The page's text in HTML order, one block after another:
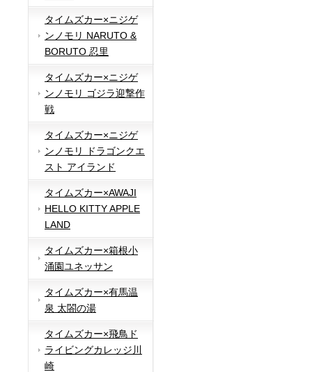
タイムズカー×ニジゲ
ンノモリ NARUTO &
BORUTO 忍里
タイムズカー×ニジゲ
ンノモリ ゴジラ迎撃作
戦
タイムズカー×ニジゲ
ンノモリ ドラゴンクエ
スト アイランド
タイムズカー×AWAJI
HELLO KITTY APPLE
LAND
タイムズカー×箱根小
涌園ユネッサン
タイムズカー×有馬温
泉 太閤の湯
タイムズカー×飛鳥ド
ライビングカレッジ川
崎